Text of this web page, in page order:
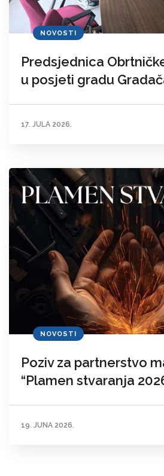
NOVOSTI
Predsjednica
u posjeti gradu
17. JULA 2026.
NOVOSTI
Poziv za partnerstvo
“Plamen stvaranja
19. JUNA 2026.